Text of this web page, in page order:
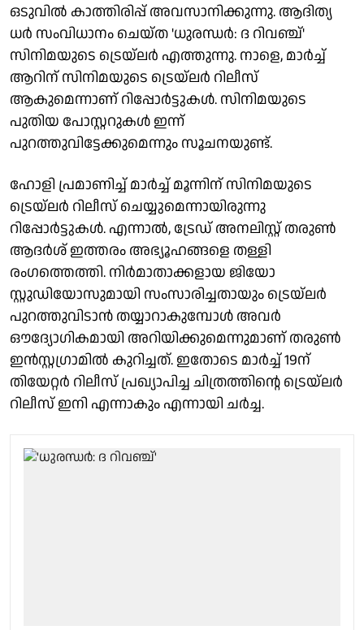
ഒടുവിൽ കാത്തിരിപ്പ് അവസാനിക്കുന്നു. ആദിത്യ
ധർ സംവിധാനം ചെയ്ത 'ധുരന്ധർ: ദ റിവഞ്ച്'
സിനിമയുടെ ട്രെയ്‌ലർ എത്തുന്നു. നാളെ, മാർച്ച്
ആറിന് സിനിമയുടെ ട്രെയ്‌ലർ റിലീസ്
ആകുമെന്നാണ് റിപ്പോർട്ടുകൾ. സിനിമയുടെ
പുതിയ പോസ്റ്ററുകൾ ഇന്ന്
പുറത്തുവിട്ടേക്കുമെന്നും സൂചനയുണ്ട്.
ഹോളി പ്രമാണിച്ച് മാർച്ച് മൂന്നിന് സിനിമയുടെ
ട്രെയ്‌ലർ റിലീസ് ചെയ്യുമെന്നായിരുന്നു
റിപ്പോർട്ടുകൾ. എന്നാൽ, ട്രേഡ് അനലിസ്റ്റ് തരുൺ
ആദർശ് ഇത്തരം അഭ്യൂഹങ്ങളെ തള്ളി
രംഗത്തെത്തി. നിർമാതാക്കളായ ജിയോ
സ്റ്റുഡിയോസുമായി സംസാരിച്ചതായും ട്രെയ്‌ലർ
പുറത്തുവിടാൻ തയ്യാറാകുമ്പോൾ അവർ
ഔദ്യോഗികമായി അറിയിക്കുമെന്നുമാണ് തരുൺ
ഇൻസ്റ്റഗ്രാമിൽ കുറിച്ചത്. ഇതോടെ മാർച്ച് 19ന്
തിയേറ്റർ റിലീസ് പ്രഖ്യാപിച്ച ചിത്രത്തിന്റെ ട്രെയ്‌ലർ
റിലീസ് ഇനി എന്നാകും എന്നായി ചർച്ച.